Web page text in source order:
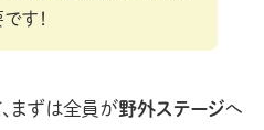
す！
まずは全員が野外ステージへ